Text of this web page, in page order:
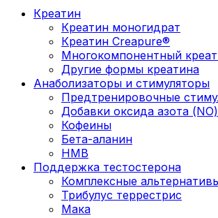
Креатин
Креатин моногидрат
Креатин Creapure®
Многокомпонентный
Другие формы креатина
Анаболизаторы и стимуляторы
Предтренировочные
Добавки оксида азота (NO)
Кофеины
Бета-аланин
HMB
Поддержка тестостерона
Комплексные
Трибулус террестрис
Мака